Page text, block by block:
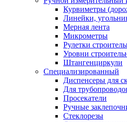
Курвиметры
Линейки,
Мерная лента
Микрометры
Рулетки
Уровни
Штангенциркули
Специализированный
Диспенсеры для
Для
Просекатели
Ручные
Стеклорезы